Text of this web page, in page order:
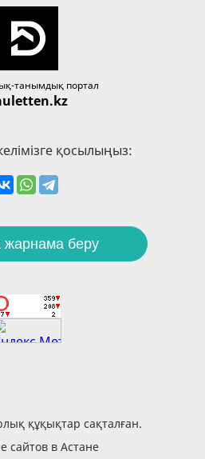
танымдық портал
қосылыңыз:
жарнама беру
құқықтар сақталған.
сайтов в Астане